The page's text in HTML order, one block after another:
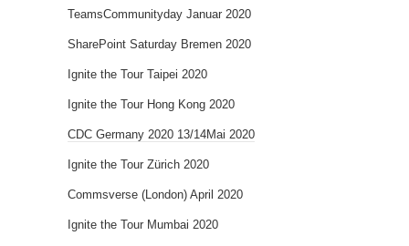
TeamsCommunityday Januar 2020
SharePoint Saturday Bremen 2020
Ignite the Tour Taipei 2020
Ignite the Tour Hong Kong 2020
CDC Germany 2020 13/14Mai 2020
Ignite the Tour Zürich 2020
Commsverse (London) April 2020
Ignite the Tour Mumbai 2020